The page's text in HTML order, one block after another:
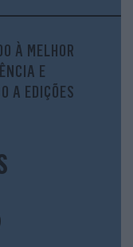
equipamento que
as mãos, mas não
tablet.
À MELHOR
E
A EDIÇÕES